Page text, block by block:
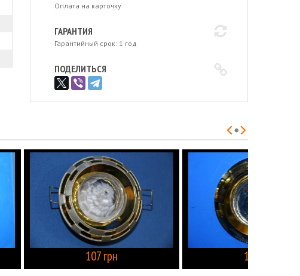
Оплата на карточку
ГАРАНТИЯ
Гарантийный срок: 1 год
ПОДЕЛИТЬСЯ
107 грн 107 грн